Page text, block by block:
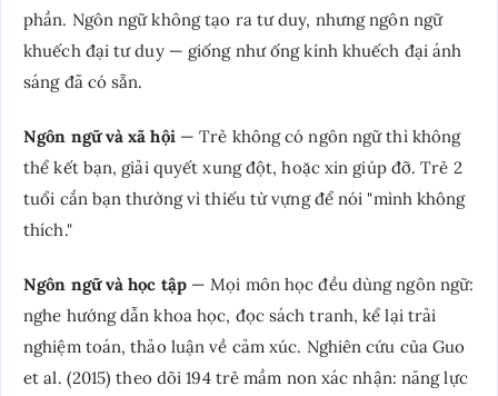
phần. Ngôn ngữ không tạo ra tư duy, nhưng ngôn ngữ
khuếch đại tư duy — giống như ống kính khuếch đại ánh
sáng đã có sẵn.
Ngôn ngữ và xã hội — Trẻ không có ngôn ngữ thì không
thể kết bạn, giải quyết xung đột, hoặc xin giúp đỡ. Trẻ 2
tuổi cắn bạn thường vì thiếu từ vựng để nói "mình không
thích."
Ngôn ngữ và học tập— Mọi môn học đều dùng ngôn ngữ:
nghe hướng dẫn khoa học, đọc sách tranh, kể lại trải
nghiệm toán, thảo luận về cảm xúc. Nghiên cứu của Guo
et al. (2015) theo dõi 194 trẻ mầm non xác nhận: năng lực